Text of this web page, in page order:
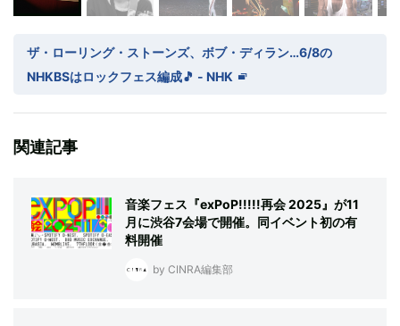
ザ・ローリング・ストーンズ、ボブ・ディラン…6/8の
NHKBSはロックフェス編成🎵 - NHK
関連記事
音楽フェス『exPoP!!!!!再会 2025』が11
月に渋谷7会場で開催。同イベント初の有
料開催
by CINRA編集部